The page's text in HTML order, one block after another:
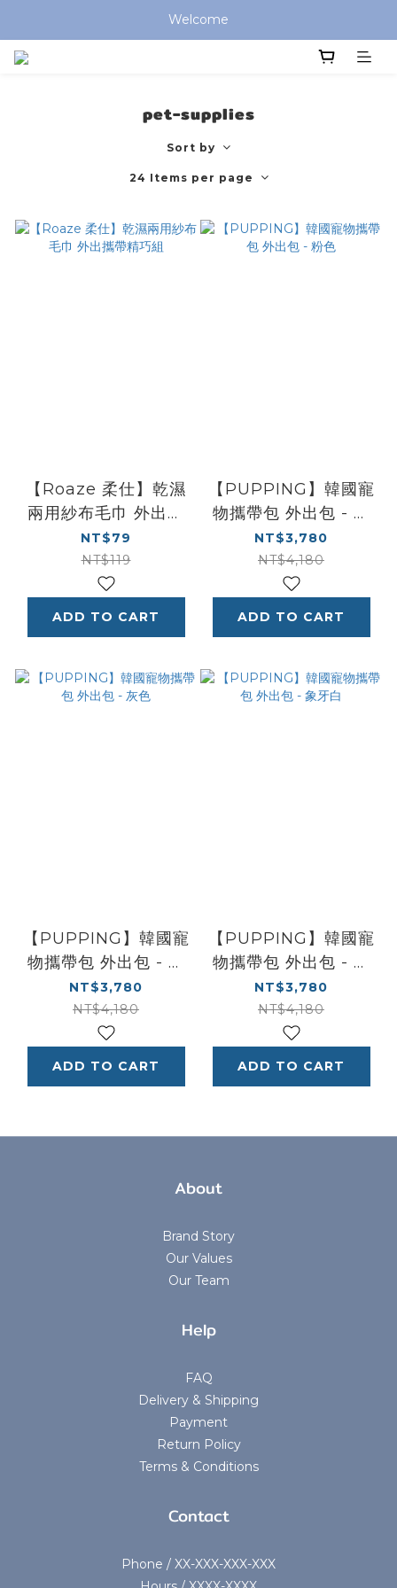
全館滿 $799 免運費 (僅提供台灣本島區域，外島地區請洽客服)
Welcome
全館滿 $799 免運費 (僅提供台灣本島區域，外島地區請洽客服)
pet-supplies
Sort by
24 Items per page
【Roaze 柔仕】乾濕
兩用紗布毛巾 外出攜
帶精巧組
NT$79
NT$119
ADD TO CART
【PUPPING】韓國寵
物攜帶包 外出包 - 粉
色
NT$3,780
NT$4,180
ADD TO CART
【PUPPING】韓國寵
物攜帶包 外出包 - 灰
色
NT$3,780
NT$4,180
ADD TO CART
【PUPPING】韓國寵
物攜帶包 外出包 - 象
牙白
NT$3,780
NT$4,180
ADD TO CART
About
Brand Story
Our Values
Our Team
Help
FAQ
Delivery & Shipping
Payment
Return Policy
Terms & Conditions
Contact
Phone / XX-XXX-XXX-XXX